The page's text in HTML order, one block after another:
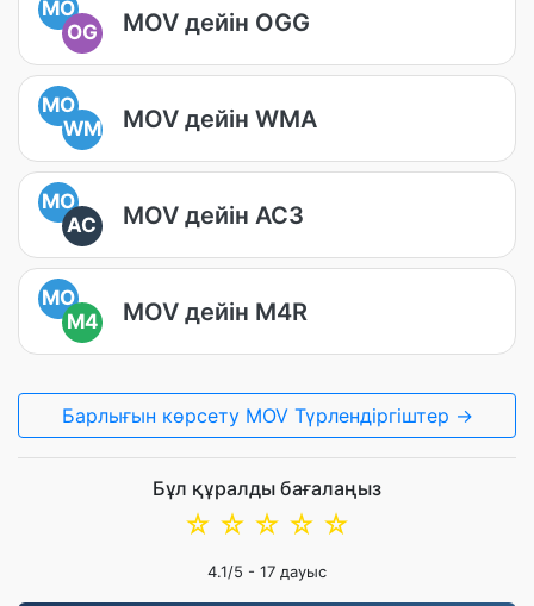
MO
OG
MOV дейін OGG
MO
WM
MOV дейін WMA
MO
AC
MOV дейін AC3
MO
M4
MOV дейін M4R
Барлығын көрсету MOV Түрлендіргіштер →
Бұл құралды бағалаңыз
☆
☆
☆
☆
☆
4.1/5 - 17 дауыс